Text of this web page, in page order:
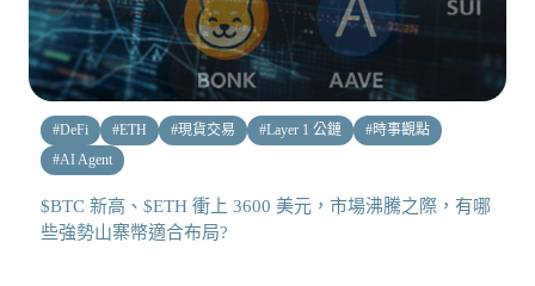
#DeFi #ETH #現貨交易 #Layer 1 公鏈 #時事觀點
#AI Agent
$BTC 新高、$ETH 衝上 3600 美元，市場沸騰之際，有哪
些強勢山寨幣適合布局?